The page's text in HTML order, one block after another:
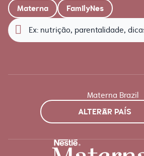
Materna FamilyNes
Materna Brazil
ALTERAR PAÍS